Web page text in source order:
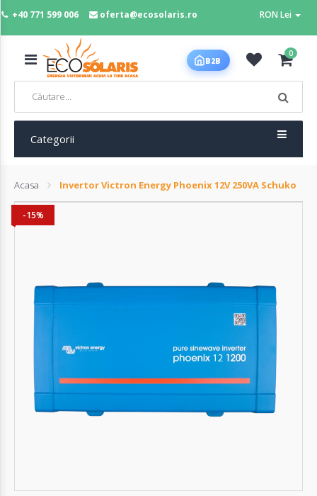
+40 771 599 006 oferta@ecosolaris.ro RON Lei
MENIU
Panouri
fotovoltaice
Sisteme
fotovoltaice
cycle
Înregistrează-
B2B
0
Categorii
Acasa Invertor Victron Energy Phoenix 12V 250VA Schuko
-15%